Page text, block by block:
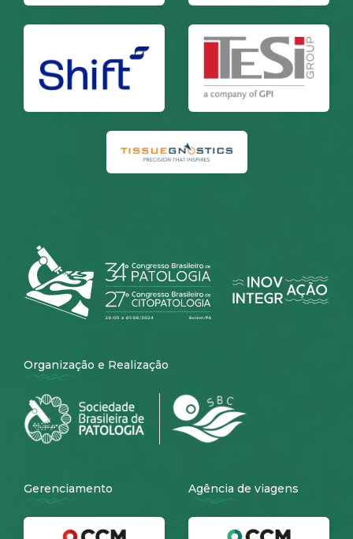
Organização e Realização
Gerenciamento Agência de viagens